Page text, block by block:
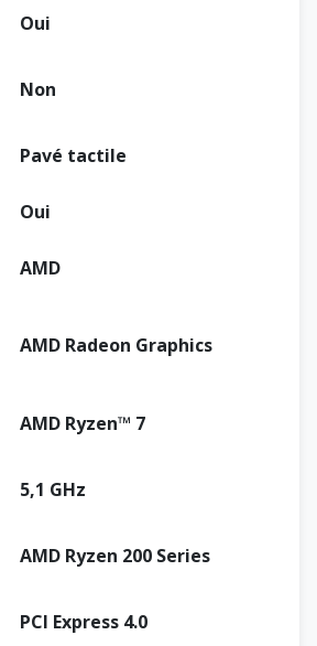
Oui
Non
Pavé tactile
Oui
AMD
AMD Radeon Graphics
AMD Ryzen™ 7
5,1 GHz
AMD Ryzen 200 Series
PCI Express 4.0